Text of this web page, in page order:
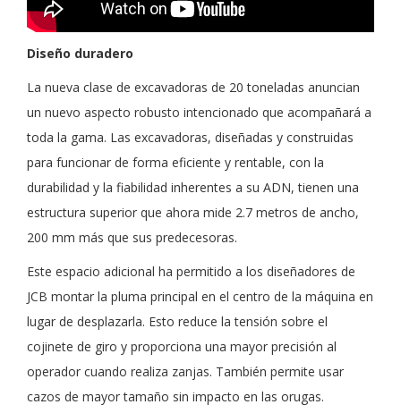
Diseño duradero
La nueva clase de excavadoras de 20 toneladas anuncian
un nuevo aspecto robusto intencionado que acompañará a
toda la gama. Las excavadoras, diseñadas y construidas
para funcionar de forma eficiente y rentable, con la
durabilidad y la fiabilidad inherentes a su ADN, tienen una
estructura superior que ahora mide 2.7 metros de ancho,
200 mm más que sus predecesoras.
Este espacio adicional ha permitido a los diseñadores de
JCB montar la pluma principal en el centro de la máquina en
lugar de desplazarla. Esto reduce la tensión sobre el
cojinete de giro y proporciona una mayor precisión al
operador cuando realiza zanjas. También permite usar
cazos de mayor tamaño sin impacto en las orugas.